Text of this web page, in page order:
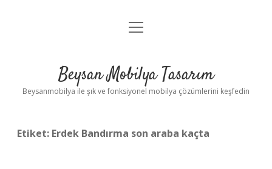
Anasayfa
Yasal Uyarı
menüyü
Beysan Mobilya Tasarım
Beysanmobilya ile şık ve fonksiyonel mobilya çözümlerini keşfedin
Etiket: Erdek Bandırma son araba kaçta